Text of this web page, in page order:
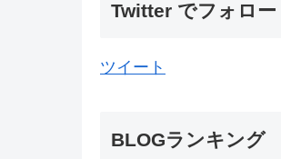
Twitter でフォロー
ツイート
BLOGランキング